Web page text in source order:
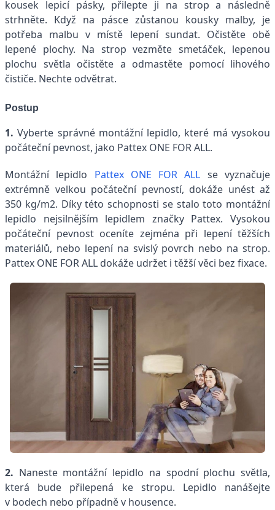
kousek lepicí pásky, přilepte ji na strop a následně
strhněte. Když na pásce zůstanou kousky malby, je
potřeba malbu v místě lepení sundat. Očistěte obě
lepené plochy. Na strop vezměte smetáček, lepenou
plochu světla očistěte a odmastěte pomocí lihového
čističe. Nechte odvětrat.
Postup
1. Vyberte správné montážní lepidlo, které má vysokou
počáteční pevnost, jako Pattex ONE FOR ALL.
Montážní lepidlo Pattex ONE FOR ALL se vyznačuje
extrémně velkou počáteční pevností, dokáže unést až
350 kg/m2. Díky této schopnosti se stalo toto montážní
lepidlo nejsilnějším lepidlem značky Pattex. Vysokou
počáteční pevnost oceníte zejména při lepení těžších
materiálů, nebo lepení na svislý povrch nebo na strop.
Pattex ONE FOR ALL dokáže udržet i těžší věci bez fixace.
2. Naneste montážní lepidlo na spodní plochu světla,
která bude přilepená ke stropu. Lepidlo nanášejte
v bodech nebo případně v housence.